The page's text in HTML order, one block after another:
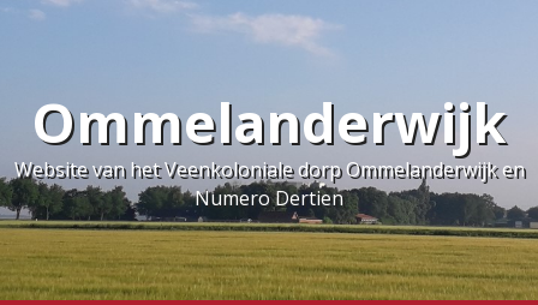
inhoudOmmelanderwijk
Website van het Veenkoloniale dorp Ommelanderwijk en
Numero Dertien